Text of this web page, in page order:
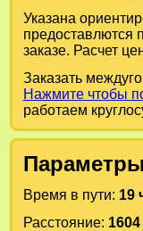
Указана
предоставлются
заказе. Расчет
Заказать
Нажмите чтобы
работаем
Время в пути: 19
Расстояние: